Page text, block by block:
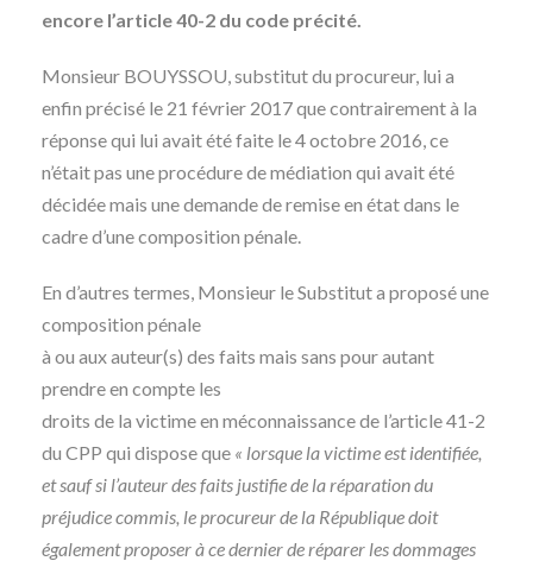
encore l’article 40-2 du code précité.
Monsieur BOUYSSOU, substitut du procureur, lui a
enfin précisé le 21 février 2017 que contrairement à la
réponse qui lui avait été faite le 4 octobre 2016, ce
n’était pas une procédure de médiation qui avait été
décidée mais une demande de remise en état dans le
cadre d’une composition pénale.
En d’autres termes, Monsieur le Substitut a proposé une
composition pénale
à ou aux auteur(s) des faits mais sans pour autant
prendre en compte les
droits de la victime en méconnaissance de l’article 41-2
du CPP qui dispose que « lorsque la victime est identifiée,
et sauf si l’auteur des faits justifie de la réparation du
préjudice commis, le procureur de la République doit
également proposer à ce dernier de réparer les dommages